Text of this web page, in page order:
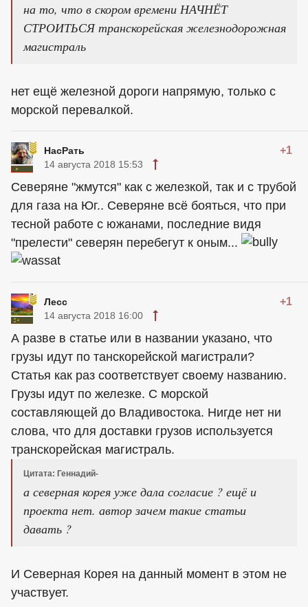
на то, что в скором времени НАЧНЁТ
СТРОИТЬСЯ транскорейская железнодорожная
магистраль
нет ещё железной дороги напрямую, только с
морской перевалкой.
НасРать +1
14 августа 2018 15:53
Северяне "жмутся" как с железкой, так и с трубой
для газа на Юг.. Северяне всё бояться, что при
тесной работе с южанами, последние видя
"прелести" северян перебегут к оным...
Лесс +1
14 августа 2018 16:00
А разве в статье или в названии указано, что
грузы идут по танскорейской магистрали?
Статья как раз соответствует своему названию.
Грузы идут по железке. С морской
составляющей до Владивостока. Нигде нет ни
слова, что для доставки грузов используется
транскорейская магистраль.
Цитата: Геннадий-
а северная корея уже дала согласие ? ещё и
проекта нет. автор зачем такие статьи
давать ?
И Северная Корея на данный момент в этом не
участвует.